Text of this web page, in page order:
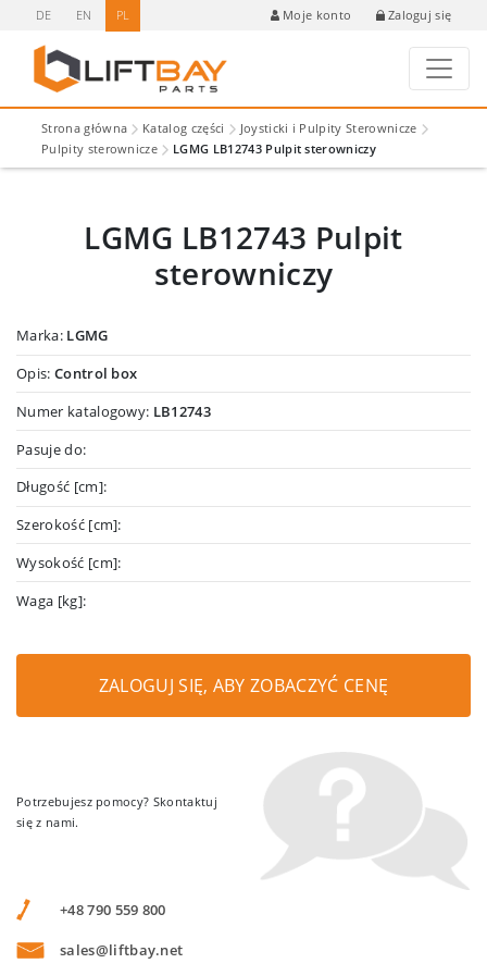
DE EN PL Moje konto Zaloguj się
Strona główna Katalog części
Joysticki i Pulpity Sterownicze
Pulpity sterownicze
LGMG LB12743 Pulpit sterowniczy
LGMG LB12743 Pulpit
sterowniczy
Marka: LGMG
Opis: Control box
Numer katalogowy: LB12743
Pasuje do:
Długość [cm]:
Szerokość [cm]:
Wysokość [cm]:
Waga [kg]:
ZALOGUJ SIĘ, ABY ZOBACZYĆ CENĘ
Potrzebujesz pomocy? Skontaktuj
się z nami.
+48 790 559 800
sales@liftbay.net